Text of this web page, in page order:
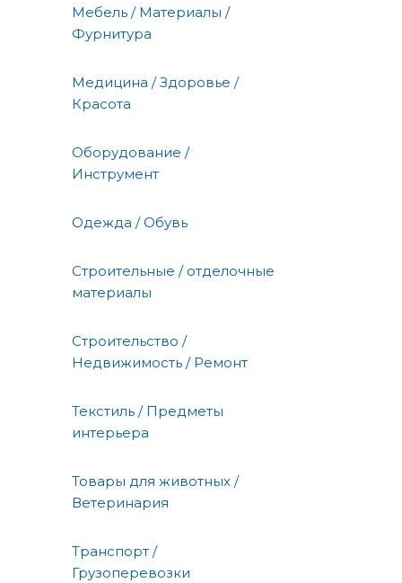
Мебель / Материалы /
Фурнитура
Медицина / Здоровье /
Красота
Оборудование /
Инструмент
Одежда / Обувь
Строительные / отделочные
материалы
Строительство /
Недвижимость / Ремонт
Текстиль / Предметы
интерьера
Товары для животных /
Ветеринария
Транспорт /
Грузоперевозки